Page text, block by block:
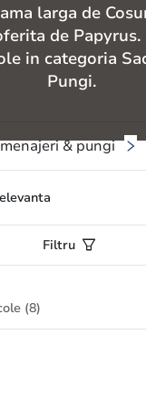
larga de
de
in categoria
Pungi.
& pungi
Filtru
(8)